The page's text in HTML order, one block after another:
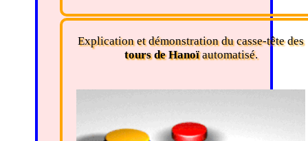
Explication et démonstration du casse-tête des
tours de Hanoïautomatisé.